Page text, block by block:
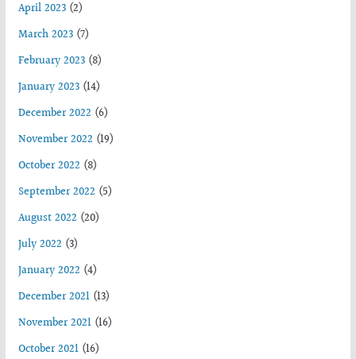
April 2023(2)
March 2023(7)
February 2023(8)
January 2023(14)
December 2022 (6)
November 2022 (19)
October 2022 (8)
September 2022 (5)
August 2022 (20)
July 2022 (3)
January 2022 (4)
December 2021(13)
November 2021(16)
October 2021(16)